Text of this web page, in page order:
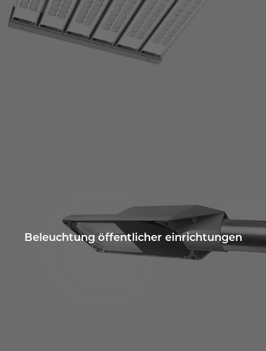
Beleuchtung öffentlicher einrichtungen